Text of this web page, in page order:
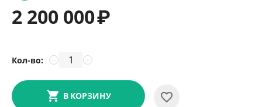
2 200 000₽
Кол-во: +
−
В КОРЗИНУ